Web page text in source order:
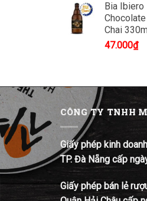
Bia Ibiero
Chai
47.000₫
CÔNG TY TNHH
Giấy phép kinh
TP. Đà Nẵng cấp
Giấy phép bán lẻ